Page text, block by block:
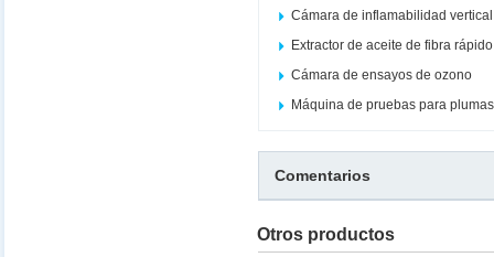
Cámara de inflamabilidad vertical
Extractor de aceite de fibra
Cámara de ensayos de ozono
Máquina de pruebas para
Comentarios
Otros productos